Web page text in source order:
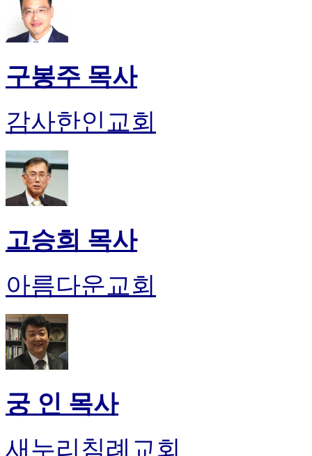
구봉주 목사
감사한인교회
고승희 목사
아름다운교회
궁 인 목사
새누리침례교회